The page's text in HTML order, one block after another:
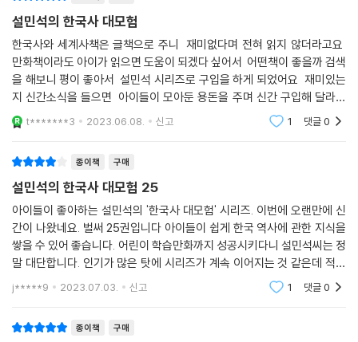
설민석의 한국사 대모험
한국사와 세계사책은 글책으로 주니 재미없다며 전혀 읽지 않더라고요
만화책이라도 아이가 읽으면 도움이 되겠다 싶어서 어떤책이 좋을까 검색
을 해보니 평이 좋아서 설민석 시리즈로 구입을 하게 되었어요 재미있는
지 신간소식을 들으면 아이들이 모아둔 용돈을 주며 신간 구입해 달라고
한답니다 티비나 유튜브 보는 것 보다 만화책 읽는게 낫다는 생각에 만화
책에도
t*******3 2023.06.08. 신고 1 댓글0
종이책 구매
설민석의 한국사 대모험 25
아이들이 좋아하는 설민석의 '한국사 대모험' 시리즈. 이번에 오랜만에 신
간이 나왔네요. 벌써 25권입니다 아이들이 쉽게 한국 역사에 관한 지식을
쌓을 수 있어 좋습니다. 어린이 학습만화까지 성공시키다니 설민석씨는 정
말 대단합니다. 인기가 많은 탓에 시리즈가 계속 이어지는 것 같은데 적당
한 시기에 깔끔하게 마무리 되었으면 좋겠네요. 아이들이 좋아해서 시리즈
를 계속 구입하
j*****9 2023.07.03. 신고 1 댓글0
종이책 구매